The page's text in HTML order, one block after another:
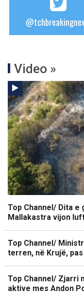
Video »
Top Channel/ Dita
Mallakastra vijon
Top Channel/
terren, në Krujë,
Top Channel/ Zjarri
aktive mes Andon